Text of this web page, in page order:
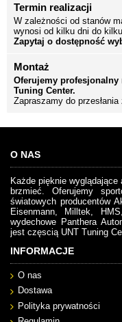
Termin realizacji
W zależności od stanów
wynosi od kilku dni do
Zapytaj o dostępność
Montaż
Oferujemy profesjonalny
Tuning Center.
Zapraszamy do
O NAS
Każde pięknie
brzmieć. Oferujemy
światowych producentów
Eisenmann, Milltek,
wydechowe Panthera
jest częscią UNT Tuning
INFORMACJE
O nas
Dostawa
Polityka prywatności